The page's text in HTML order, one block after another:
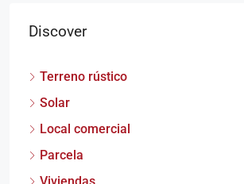
Discover
Terreno rústico
Solar
Local comercial
Parcela